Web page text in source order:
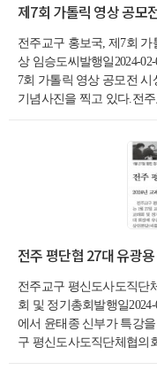
제7회 가톨릭 영상 공모
전주교구 홍보국, 제7회 가
상 임승도씨발행일2024-
7회 가톨릭 영상 공모전 시
기념사진을 찍고 있다.전
전주 평단협 27대 유광
전주교구 평신도사도직단
회 및 정기총회발행일
에서 윤태종 신부가 특강
구 평신도사도직단체협의